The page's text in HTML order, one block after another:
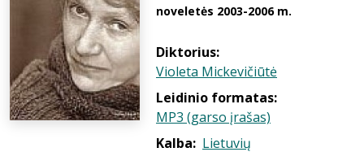
noveletės 2003-2006 m.
Diktorius:
Violeta Mickevičiūtė
Leidinio formatas:
MP3 (garso įrašas)
Kalba: Lietuvių